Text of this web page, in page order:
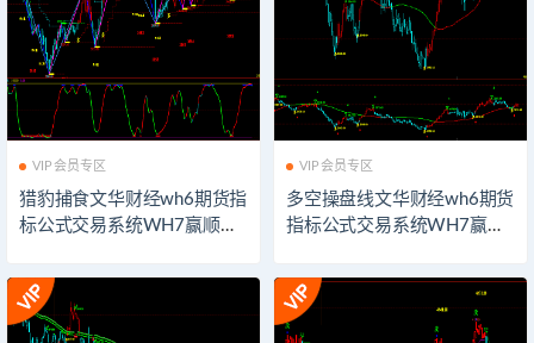
VIP会员专区
猎豹捕食文华财经wh6期货指
标公式交易系统WH7赢顺云
大师期货博弈模板看盘辅助
指示器软件
VIP会员专区
多空操盘线文华财经wh6期货
指标公式交易系统WH7赢顺
易大师期货博弈模板看盘辅
助指示器软件